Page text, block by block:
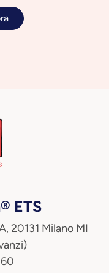
ETS
20131 Milano MI